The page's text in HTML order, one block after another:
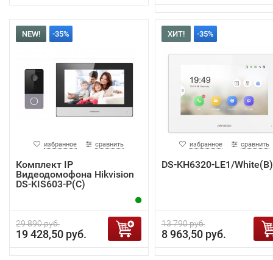
NEW! -35%
избранное сравнить
Комплект IP
Видеодомофона Hikvision
DS-KIS603-P(C)
29 890 руб.
19 428,50 руб.
ХИТ! -35%
избранное сравнить
DS-KH6320-LE1/White(B)
13 790 руб.
8 963,50 руб.